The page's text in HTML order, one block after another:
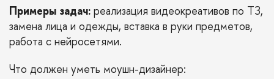
Примеры задач: реализация видеокреативов по ТЗ,
замена лица и одежды, вставка в руки предметов,
работа с нейросетями.
Что должен уметь моушн-дизайнер: